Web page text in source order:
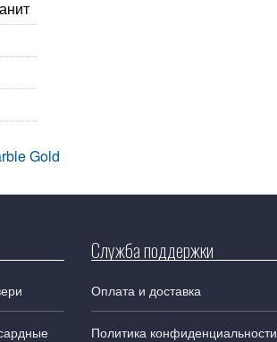
Gold
Служба поддержки
Оплата и доставка
Политика конфиденциальности